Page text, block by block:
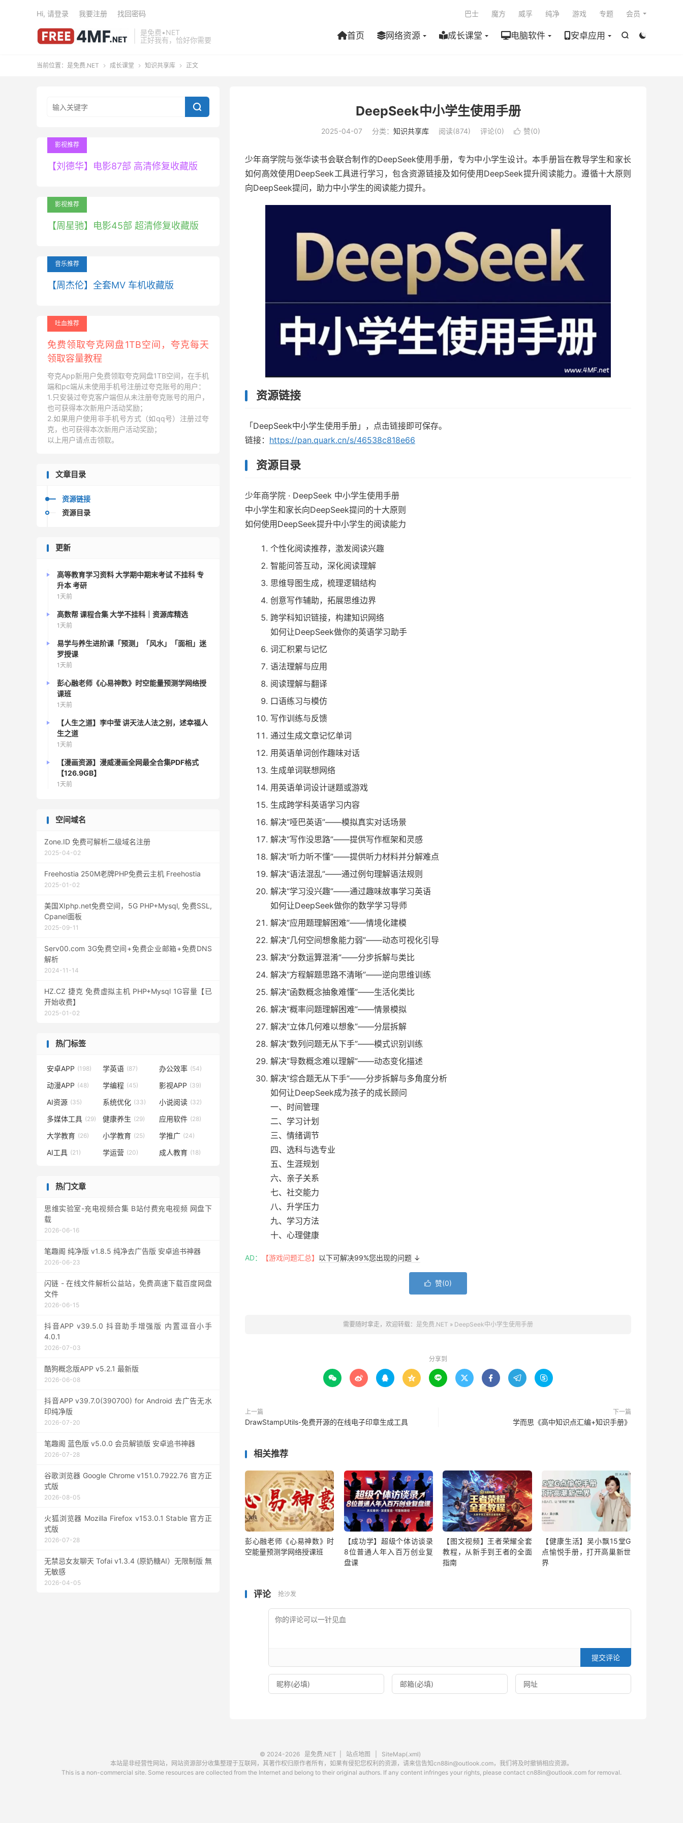
是免费•NET
正好我有，恰好你需要


首页 网络资源 成长课堂 电脑软件 安卓应用
巴士 魔方 威孚 纯净 游戏 专题 会员
Hi, 请登录 我要注册 找回密码
当前位置： 是免费.NET  成长课堂  知识共享库  正文
DeepSeek中小学生使用手册
2025-04-07 分类： 知识共享库 阅读(874) 评论(0)  赞(0)
少年商学院与张华读书会联合制作的DeepSeek使用手册，专为中小学生设计。本手册旨在教导学生和家长
如何高效使用DeepSeek工具进行学习，包含资源链接及如何使用DeepSeek提升阅读能力。遵循十大原则
向DeepSeek提问，助力中⼩学⽣的阅读能⼒提升。
资源链接
「DeepSeek中小学生使用手册」，点击链接即可保存。
链接： https://pan.quark.cn/s/46538c818e66
资源目录
少年商学院 · DeepSeek 中⼩学⽣使⽤⼿册
中⼩学⽣和家⻓向DeepSeek提问的⼗⼤原则
如何使⽤DeepSeek提升中⼩学⽣的阅读能⼒
个性化阅读推荐，激发阅读兴趣
智能问答互动，深化阅读理解
思维导图⽣成，梳理逻辑结构
创意写作辅助，拓展思维边界
跨学科知识链接，构建知识⽹络
如何让DeepSeek做你的英语学习助⼿
词汇积累与记忆
语法理解与应⽤
阅读理解与翻译
⼝语练习与模仿
写作训练与反馈
通过⽣成⽂章记忆单词
⽤英语单词创作趣味对话
⽣成单词联想⽹络
⽤英语单词设计谜题或游戏
⽣成跨学科英语学习内容
解决“哑巴英语”——模拟真实对话场景
解决“写作没思路”——提供写作框架和灵感
解决“听⼒听不懂”——提供听⼒材料并分解难点
解决“语法混乱”——通过例句理解语法规则
解决“学习没兴趣”——通过趣味故事学习英语
如何让DeepSeek做你的数学学习导师
解决“应⽤题理解困难”——情境化建模
解决“⼏何空间想象能⼒弱”——动态可视化引导
解决“分数运算混淆”——分步拆解与类⽐
解决“⽅程解题思路不清晰”——逆向思维训练
解决“函数概念抽象难懂”——⽣活化类⽐
解决“概率问题理解困难”——情景模拟
解决“⽴体⼏何难以想象”——分层拆解
解决“数列问题⽆从下⼿”——模式识别训练
解决“导数概念难以理解”——动态变化描述
解决“综合题⽆从下⼿”——分步拆解与多⻆度分析
如何让DeepSeek成为孩⼦的成⻓顾问
⼀、时间管理
⼆、学习计划
三、情绪调节
四、选科与选专业
五、⽣涯规划
六、亲⼦关系
七、社交能⼒
⼋、升学压⼒
九、学习⽅法
⼗、⼼理健康
AD： 【游戏问题汇总】 以下可解决99%您出现的问题 ↓
 赞(0)
需要随时拿走，欢迎转载： 是免费.NET » DeepSeek中小学生使用手册
分享到
        
上一篇
DrawStampUtils-免费开源的在线电子印章生成工具
下一篇
学而思《高中知识点汇编+知识手册》
相关推荐
彭心融老师《心易神数》时
空能量预测学网络授课班
【成功学】超级个体访谈录
8位普通人年入百万创业复
盘课
【图文视频】王者荣耀全套
教程，从新手到王者的全面
指南
【健康生活】吴小飘15堂G
点愉悦手册，打开高巢新世
界
评论 抢沙发
提交评论

影视推荐
【刘德华】电影87部 高清修复收藏版
影视推荐
【周星驰】电影45部 超清修复收藏版
音乐推荐
【周杰伦】全套MV 车机收藏版
吐血推荐
免费领取夸克网盘1TB空间，夸克每天
领取容量教程
夸克App新用户免费领取夸克网盘1TB空间，在手机
端和pc端从未使用手机号注册过夸克账号的用户：
1.只安装过夸克客户端但从未注册夸克账号的用户，
也可获得本次新用户活动奖励；
2.如果用户使用非手机号方式（如qq号）注册过夸
克，也可获得本次新用户活动奖励；
以上用户请点击领取。
文章目录
资源链接
资源目录
更新
高等教育学习资料 大学期中期末考试 不挂科 专
升本 考研
1天前
高数帮 课程合集 大学不挂科｜资源库精选
1天前
易学与养生进阶课「预测」「风水」「面相」迷
罗授课
1天前
彭心融老师《心易神数》时空能量预测学网络授
课班
1天前
【人生之道】李中莹 讲天法人法之别，述幸福人
生之道
1天前
【漫画资源】漫威漫画全网最全合集PDF格式
【126.9GB】
1天前
空间域名
Zone.ID 免费可解析二级域名注册
2025-04-02
Freehostia 250M老牌PHP免费云主机 Freehostia
2025-01-02
美国XIphp.net免费空间，5G PHP+Mysql, 免费SSL,
Cpanel面板
2025-09-11
Serv00.com 3G免费空间+免费企业邮箱+免费DNS
解析
2024-11-14
HZ.CZ 捷克 免费虚拟主机 PHP+Mysql 1G容量【已
开始收费】
2025-01-02
热门标签
安卓APP (198) 学英语 (87) 办公效率 (54)
动漫APP (48) 学编程 (45) 影视APP (39)
AI资源 (35) 系统优化 (33) 小说阅读 (32)
多媒体工具 (29) 健康养生 (29) 应用软件 (28)
大学教育 (26) 小学教育 (25) 学推广 (24)
AI工具 (21) 学运营 (20) 成人教育 (18)
热门文章
思维实验室-充电视频合集 B站付费充电视频 网盘下
载
2026-06-16
笔趣阁 纯净版 v1.8.5 纯净去广告版 安卓追书神器
2026-06-23
闪链 - 在线文件解析公益站，免费高速下载百度网盘
文件
2026-06-15
抖音APP v39.5.0 抖音助手增强版 内置逗音小手
4.0.1
2026-07-03
酷狗概念版APP v5.2.1 最新版
2026-06-08
抖音APP v39.7.0(390700) for Android 去广告无水
印纯净版
2026-07-20
笔趣阁 蓝色版 v5.0.0 会员解锁版 安卓追书神器
2026-07-28
谷歌浏览器 Google Chrome v151.0.7922.76 官方正
式版
2026-08-05
火狐浏览器 Mozilla Firefox v153.0.1 Stable 官方正
式版
2026-07-28
无禁忌女友聊天 Tofai v1.3.4 (原奶糖AI）无限制版 無
无敏感
2026-04-05
© 2024-2026 是免费.NET 站点地图
SiteMap(.xml)
本站是非经营性网站，网站资源部分收集整理于互联网，其著作权归原作者所有，如果有侵犯您权利的资源，请来信告知cn88in@outlook.com，我们将及时撤销相应资源。
This is a non-commercial site. Some resources are collected from the Internet and belong to their original authors. If any content infringes your rights, please contact cn88in@outlook.com for removal.